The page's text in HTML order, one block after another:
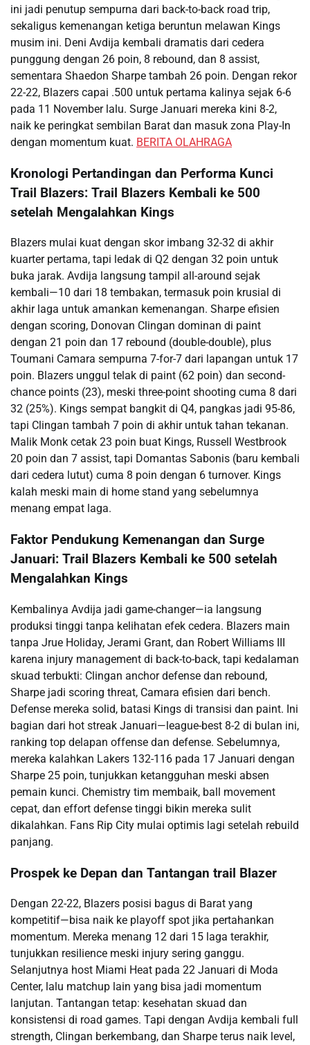
ini jadi penutup sempurna dari back-to-back road trip,
sekaligus kemenangan ketiga beruntun melawan Kings
musim ini. Deni Avdija kembali dramatis dari cedera
punggung dengan 26 poin, 8 rebound, dan 8 assist,
sementara Shaedon Sharpe tambah 26 poin. Dengan rekor
22-22, Blazers capai .500 untuk pertama kalinya sejak 6-6
pada 11 November lalu. Surge Januari mereka kini 8-2,
naik ke peringkat sembilan Barat dan masuk zona Play-In
dengan momentum kuat. BERITA OLAHRAGA
Kronologi Pertandingan dan Performa Kunci
Trail Blazers: Trail Blazers Kembali ke 500
setelah Mengalahkan Kings
Blazers mulai kuat dengan skor imbang 32-32 di akhir
kuarter pertama, tapi ledak di Q2 dengan 32 poin untuk
buka jarak. Avdija langsung tampil all-around sejak
kembali—10 dari 18 tembakan, termasuk poin krusial di
akhir laga untuk amankan kemenangan. Sharpe efisien
dengan scoring, Donovan Clingan dominan di paint
dengan 21 poin dan 17 rebound (double-double), plus
Toumani Camara sempurna 7-for-7 dari lapangan untuk 17
poin. Blazers unggul telak di paint (62 poin) dan second-
chance points (23), meski three-point shooting cuma 8 dari
32 (25%). Kings sempat bangkit di Q4, pangkas jadi 95-86,
tapi Clingan tambah 7 poin di akhir untuk tahan tekanan.
Malik Monk cetak 23 poin buat Kings, Russell Westbrook
20 poin dan 7 assist, tapi Domantas Sabonis (baru kembali
dari cedera lutut) cuma 8 poin dengan 6 turnover. Kings
kalah meski main di home stand yang sebelumnya
menang empat laga.
Faktor Pendukung Kemenangan dan Surge
Januari: Trail Blazers Kembali ke 500 setelah
Mengalahkan Kings
Kembalinya Avdija jadi game-changer—ia langsung
produksi tinggi tanpa kelihatan efek cedera. Blazers main
tanpa Jrue Holiday, Jerami Grant, dan Robert Williams III
karena injury management di back-to-back, tapi kedalaman
skuad terbukti: Clingan anchor defense dan rebound,
Sharpe jadi scoring threat, Camara efisien dari bench.
Defense mereka solid, batasi Kings di transisi dan paint. Ini
bagian dari hot streak Januari—league-best 8-2 di bulan ini,
ranking top delapan offense dan defense. Sebelumnya,
mereka kalahkan Lakers 132-116 pada 17 Januari dengan
Sharpe 25 poin, tunjukkan ketangguhan meski absen
pemain kunci. Chemistry tim membaik, ball movement
cepat, dan effort defense tinggi bikin mereka sulit
dikalahkan. Fans Rip City mulai optimis lagi setelah rebuild
panjang.
Prospek ke Depan dan Tantangan trail Blazer
Dengan 22-22, Blazers posisi bagus di Barat yang
kompetitif—bisa naik ke playoff spot jika pertahankan
momentum. Mereka menang 12 dari 15 laga terakhir,
tunjukkan resilience meski injury sering ganggu.
Selanjutnya host Miami Heat pada 22 Januari di Moda
Center, lalu matchup lain yang bisa jadi momentum
lanjutan. Tantangan tetap: kesehatan skuad dan
konsistensi di road games. Tapi dengan Avdija kembali full
strength, Clingan berkembang, dan Sharpe terus naik level,